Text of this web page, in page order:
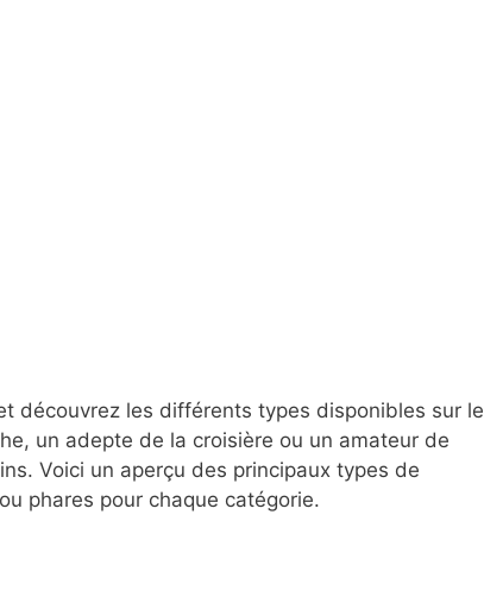
découvrez les différents types disponibles sur le
un adepte de la croisière ou un amateur de
Voici un aperçu des principaux types de
phares pour chaque catégorie.